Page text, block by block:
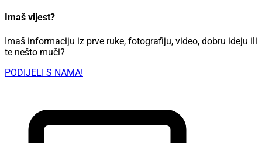
Imaš vijest?
Imaš informaciju iz prve ruke, fotografiju, video, dobru ideju ili
te nešto muči?
PODIJELI S NAMA!